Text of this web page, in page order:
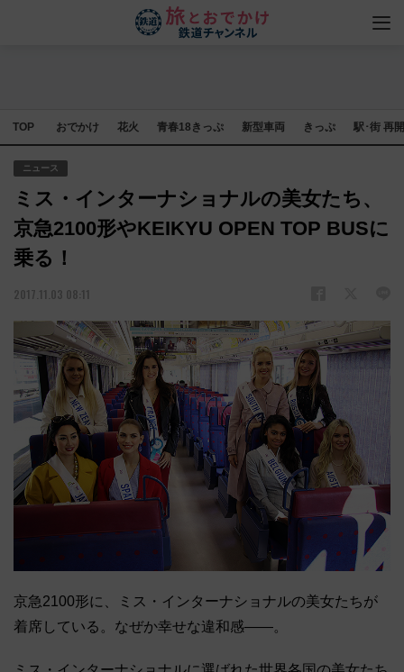
TOP おでかけ 花火 青春18きっぷ 新型車両 きっぷ 駅･街 再
ニュース
ミス・インターナショナルの美女たち、
京急2100形やKEIKYU OPEN TOP BUSに
乗る！
2017.11.03 08:11
京急2100形に、ミス・インターナショナルの美女たちが
着席している。なぜか幸せな違和感――。